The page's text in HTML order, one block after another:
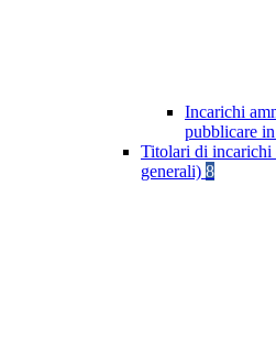
Incarichi
pubblicare
Titolari di
generali) 8